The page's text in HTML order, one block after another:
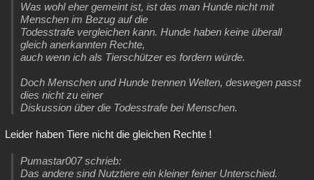
Was wohl eher gemeint ist, ist das man Hunde nicht mit
Menschen im Bezug auf die
Todesstrafe vergleichen kann. Hunde haben keine überall
gleich anerkannten Rechte,
auch wenn ich als Tierschützer es fordern würde.
Doch Menschen und Hunde trennen Welten, deswegen passt
dies nicht zu einer
Diskussion über die Todesstrafe bei Menschen.
Leider haben Tiere nicht die gleichen Rechte !
Pumastar007 schrieb:
Das andere sind Nutztiere ein kleiner feiner Unterschied.